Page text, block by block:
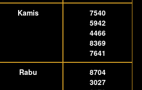
Kamis
7540
5942
4466
8369
7641
Rabu
8704
3027